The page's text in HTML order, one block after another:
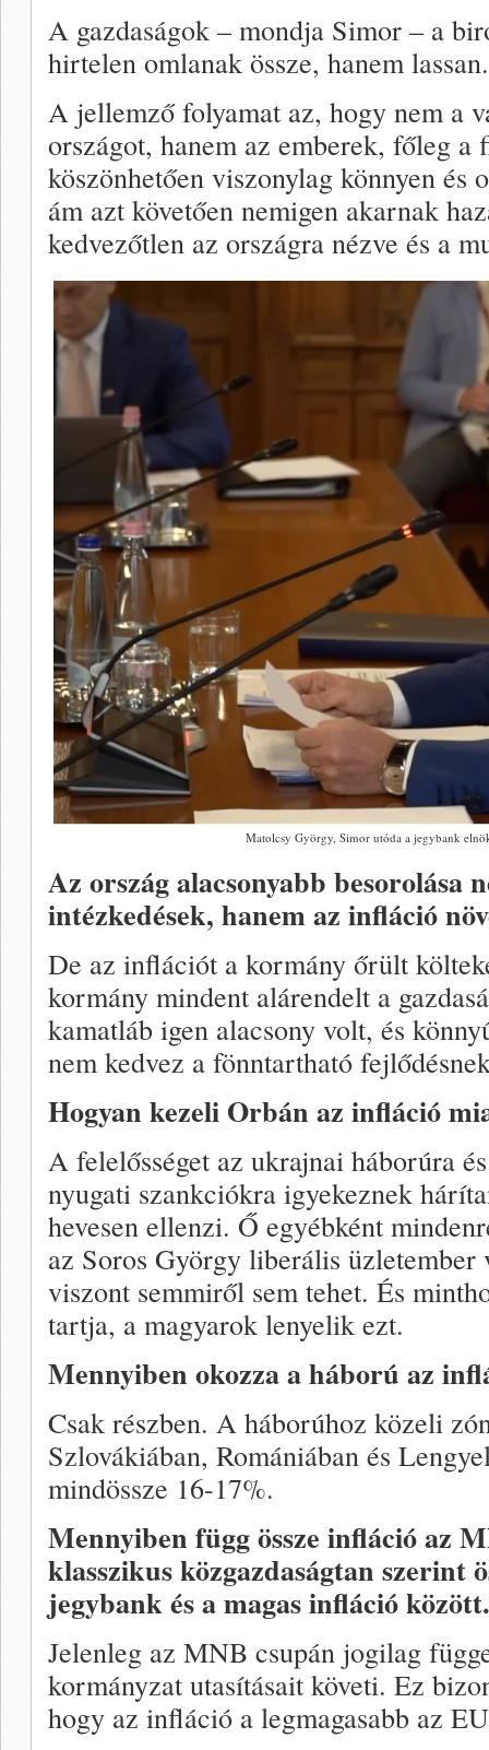
A gazdaságok – mondja Simor – a
hirtelen omlanak össze, hanem lassan.
A jellemző folyamat az, hogy nem a
országot, hanem az emberek, főleg
köszönhetően viszonylag könnyen és
ám azt követően nemigen akarnak
kedvezőtlen az országra nézve és a
Matolcsy György, Simor utóda a jegybank
Az ország alacsonyabb besorolása
intézkedések, hanem az infláció
De az inflációt a kormány őrült
kormány mindent alárendelt a
kamatláb igen alacsony volt, és
nem kedvez a fönntartható
Hogyan kezeli Orbán az infláció
A felelősséget az ukrajnai háborúra
nyugati szankciókra igyekeznek
hevesen ellenzi. Ő egyébként
az Soros György liberális
viszont semmiről sem tehet. És
tartja, a magyarok lenyelik ezt.
Mennyiben okozza a háború az
Csak részben. A háborúhoz közeli
Szlovákiában, Romániában és
mindössze 16-17%.
Mennyiben függ össze infláció az
klasszikus közgazdaságtan szerint
jegybank és a magas infláció között.
Jelenleg az MNB csupán jogilag
kormányzat utasításait követi. Ez
hogy az infláció a legmagasabb az